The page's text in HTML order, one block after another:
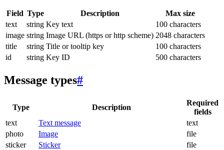
Field Type Description
Max size
text
string Key text
100 characters
image string Image URL (https or http scheme) 2048 characters
title
string Title or tooltip key
100 characters
id
string Key ID 500 characters
Message types#
Type Description
Required
fields
text
Text message
text
photo
Image
file
sticker
Sticker
file